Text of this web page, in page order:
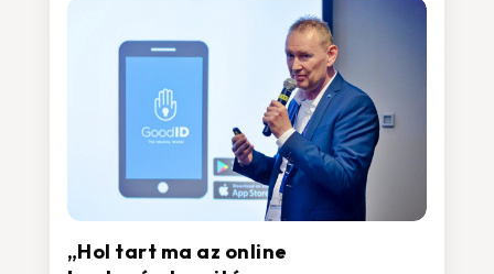
„Hol tart ma az online